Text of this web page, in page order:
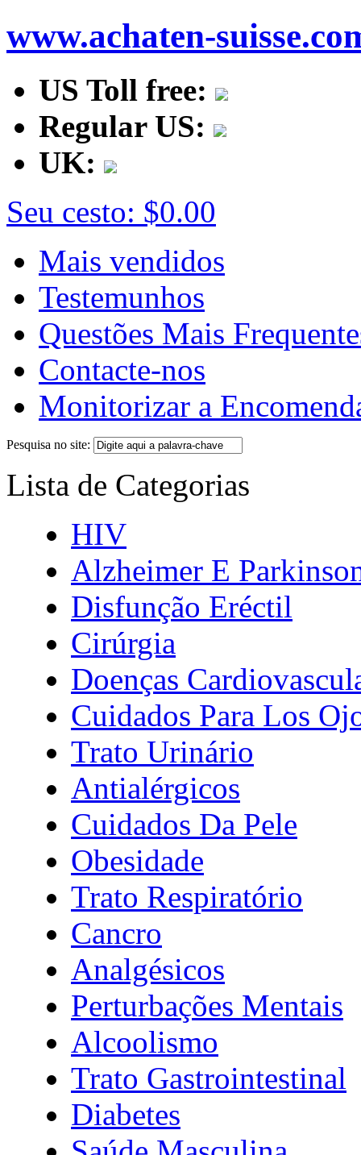
www.achaten-
US Toll free:
Regular US:
UK:
Seu cesto: $0.00
Mais vendidos
Testemunhos
Questões Mais
Contacte-nos
Monitorizar a
Pesquisa no site:
Lista de Categorias
HIV
Alzheimer E
Disfunção Eréctil
Cirúrgia
Doenças
Cuidados Para Los
Trato Urinário
Antialérgicos
Cuidados Da Pele
Obesidade
Trato Respiratório
Cancro
Analgésicos
Perturbações Mentais
Alcoolismo
Trato Gastrointestinal
Diabetes